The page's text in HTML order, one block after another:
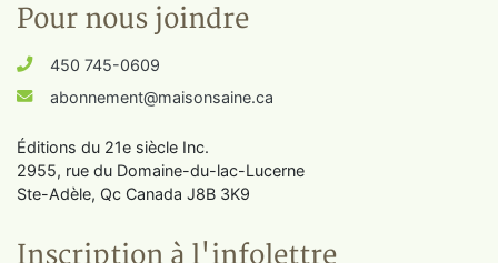
Pour nous joindre
450 745-0609
abonnement@maisonsaine.ca
Éditions du 21e siècle Inc.
2955, rue du Domaine-du-lac-Lucerne
Ste-Adèle, Qc Canada J8B 3K9
Inscription à l'infolettre